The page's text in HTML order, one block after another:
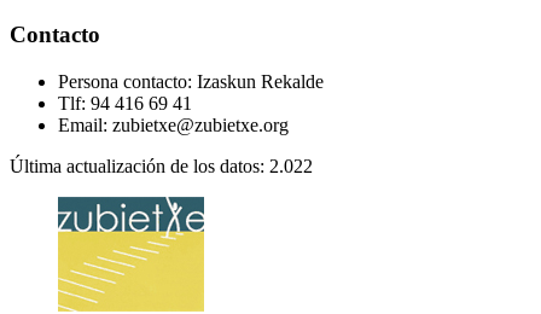
Contacto
Persona contacto: Izaskun Rekalde
Tlf: 94 416 69 41
Email: zubietxe@zubietxe.org
Última actualización de los datos: 2.022